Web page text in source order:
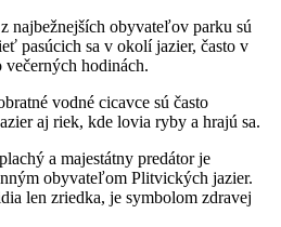
najbežnejších obyvateľov parku ⁤sú
pasúcich​ sa v​ okolí⁢ jazier, často v
hodinách.
vodné cicavce sú často
aj riek, kde lovia ryby a hrajú sa.
a‍ majestátny predátor je
obyvateľom Plitvických​ jazier.
⁤len zriedka, je symbolom zdravej⁢